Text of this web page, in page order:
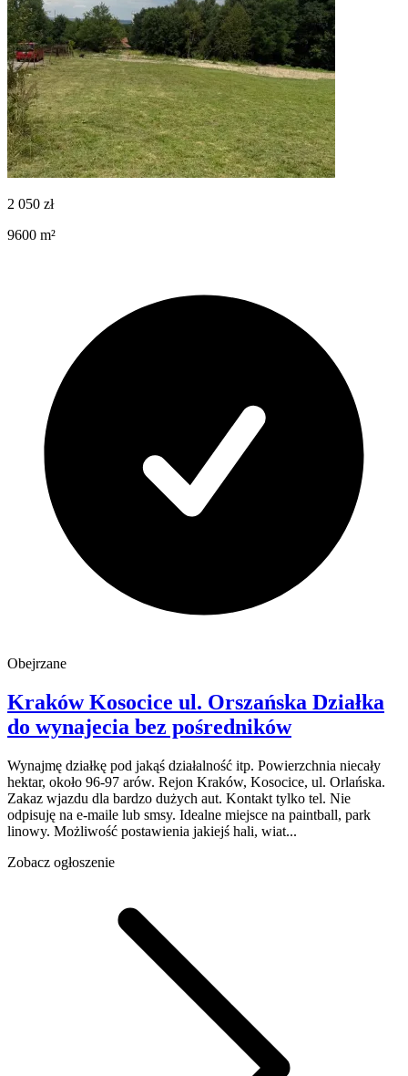
2 050 zł
9600 m²
Obejrzane
Kraków Kosocice ul. Orszańska Działka
do wynajecia bez pośredników
Wynajmę działkę pod jakąś działalność itp. Powierzchnia niecały
hektar, około 96-97 arów. Rejon Kraków, Kosocice, ul. Orlańska.
Zakaz wjazdu dla bardzo dużych aut. Kontakt tylko tel. Nie
odpisuję na e-maile lub smsy. Idealne miejsce na paintball, park
linowy. Możliwość postawienia jakiejś hali, wiat...
Zobacz ogłoszenie